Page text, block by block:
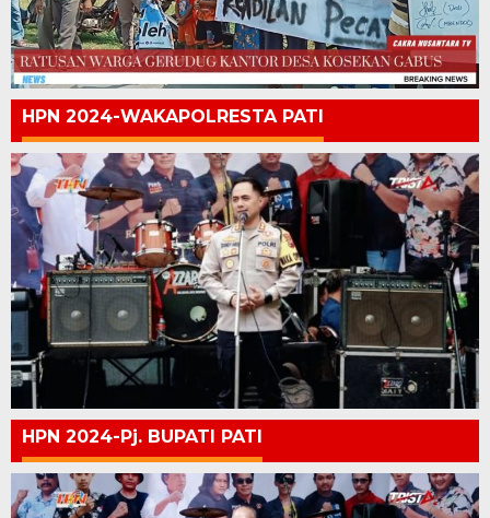
HPN 2024-WAKAPOLRESTA PATI
HPN 2024-Pj. BUPATI PATI